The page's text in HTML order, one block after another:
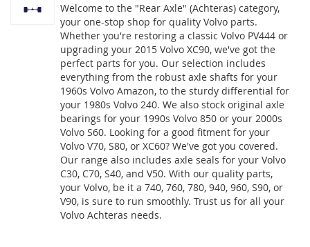
Welcome to the "Rear Axle" (Achteras) category,
your one-stop shop for quality Volvo parts.
Whether you're restoring a classic Volvo PV444 or
upgrading your 2015 Volvo XC90, we've got the
perfect parts for you. Our selection includes
everything from the robust axle shafts for your
1960s Volvo Amazon, to the sturdy differential for
your 1980s Volvo 240. We also stock original axle
bearings for your 1990s Volvo 850 or your 2000s
Volvo S60. Looking for a good fitment for your
Volvo V70, S80, or XC60? We've got you covered.
Our range also includes axle seals for your Volvo
C30, C70, S40, and V50. With our quality parts,
your Volvo, be it a 740, 760, 780, 940, 960, S90, or
V90, is sure to run smoothly. Trust us for all your
Volvo Achteras needs.